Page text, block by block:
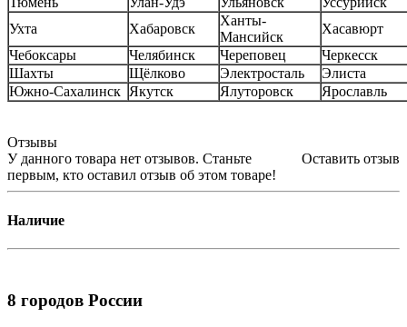
Ухта
Хабаровск
Ханты-
Мансийск
Хасавюрт
Чебоксары
Челябинск Череповец
Черкесск
Шахты
Щёлково Электросталь
Элиста
Южно-Сахалинск Якутск Ялуторовск Ярославль
Отзывы
Оставить отзыв
У данного товара нет отзывов. Станьте
первым, кто оставил отзыв об этом товаре!
Наличие
8 городов России